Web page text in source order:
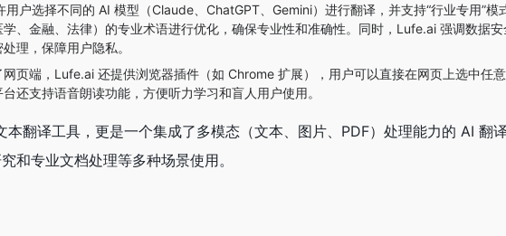
用户选择不同的 AI 模型（Claude、ChatGPT、Gemini）进行翻译，并支持“行业专用”模
、金融、法律）的专业术语进行优化，确保专业性和准确性。同时，Lufe.ai 强调数据
理，保障用户隐私。
页端，Lufe.ai 还提供浏览器插件（如 Chrome 扩展），用户可以直接在网页上选中任
还支持语音朗读功能，方便听力学习和盲人用户使用。
翻译工具，更是一个集成了多模态（文本、图片、PDF）处理能力的 AI 翻
和专业文档处理等多种场景使用。